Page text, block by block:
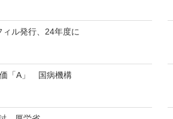
ル発行、24年度に
「A」 国病機構